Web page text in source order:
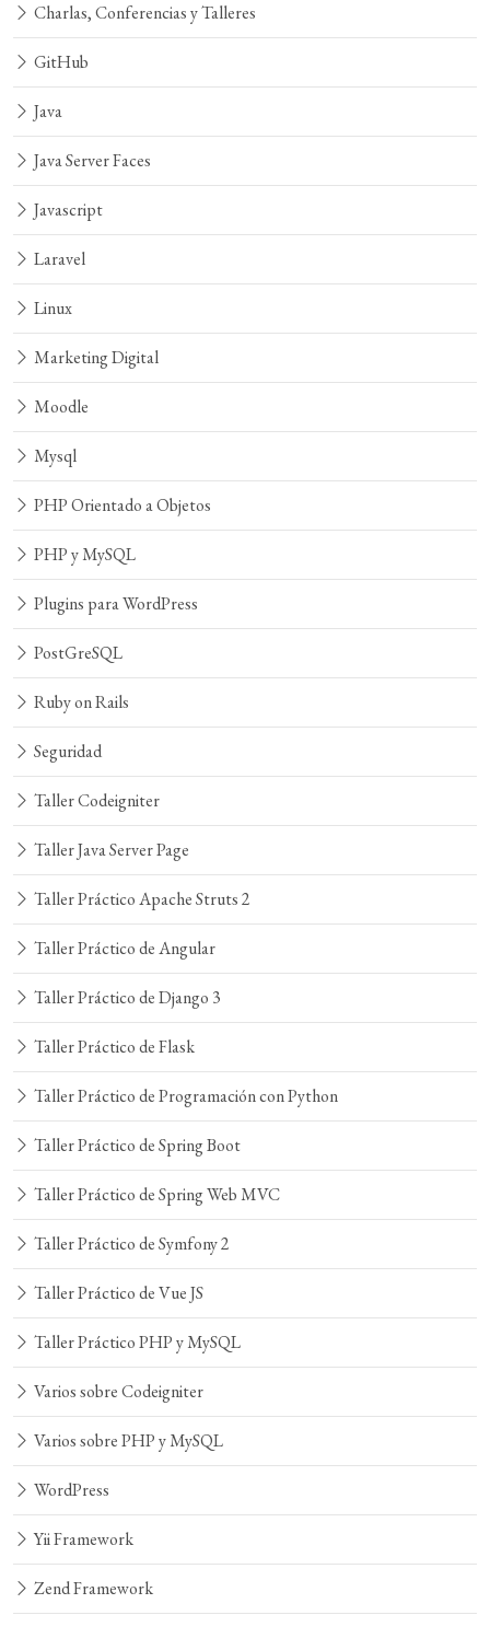
Charlas, Conferencias y Talleres
GitHub
Java
Java Server Faces
Javascript
Laravel
Linux
Marketing Digital
Moodle
Mysql
PHP Orientado a Objetos
PHP y MySQL
Plugins para WordPress
PostGreSQL
Ruby on Rails
Seguridad
Taller Codeigniter
Taller Java Server Page
Taller Práctico Apache Struts 2
Taller Práctico de Angular
Taller Práctico de Django 3
Taller Práctico de Flask
Taller Práctico de Programación con Python
Taller Práctico de Spring Boot
Taller Práctico de Spring Web MVC
Taller Práctico de Symfony 2
Taller Práctico de Vue JS
Taller Práctico PHP y MySQL
Varios sobre Codeigniter
Varios sobre PHP y MySQL
WordPress
Yii Framework
Zend Framework